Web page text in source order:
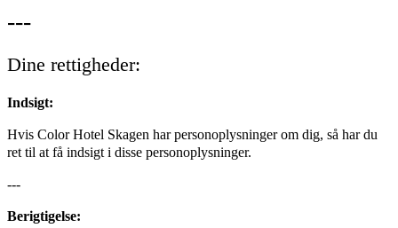
---
Dine rettigheder:
Indsigt:
Hvis Color Hotel Skagen har personoplysninger om dig, så har du
ret til at få indsigt i disse personoplysninger.
---
Berigtigelse: